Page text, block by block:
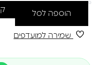
הוספה לסל
שמירה למועדפים